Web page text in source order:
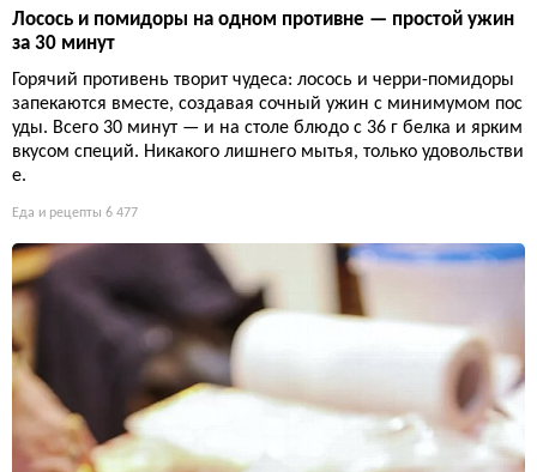
Лосось и помидоры на одном противне — простой ужин
за 30 минут
Горячий противень творит чудеса: лосось и черри-помидоры
запекаются вместе, создавая сочный ужин с минимумом пос
уды. Всего 30 минут — и на столе блюдо с 36 г белка и ярким
вкусом специй. Никакого лишнего мытья, только удовольстви
е.
Еда и рецепты 6 477